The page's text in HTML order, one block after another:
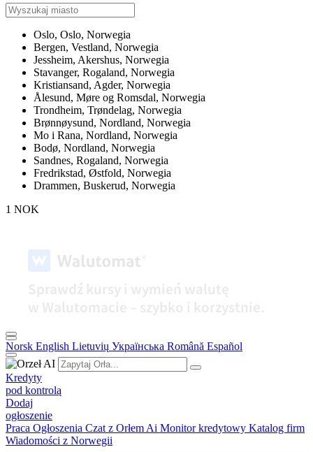
Oslo, Oslo, Norwegia
Bergen, Vestland, Norwegia
Jessheim, Akershus, Norwegia
Stavanger, Rogaland, Norwegia
Kristiansand, Agder, Norwegia
Ålesund, Møre og Romsdal, Norwegia
Trondheim, Trøndelag, Norwegia
Brønnøysund, Nordland, Norwegia
Mo i Rana, Nordland, Norwegia
Bodø, Nordland, Norwegia
Sandnes, Rogaland, Norwegia
Fredrikstad, Østfold, Norwegia
Drammen, Buskerud, Norwegia
1 NOK
Norsk English Lietuvių Українська Română Español
Kredyty
pod kontrolą
Dodaj
ogłoszenie
Praca Ogłoszenia Czat z Orłem Ai Monitor kredytowy Katalog firm
Wiadomości z Norwegii